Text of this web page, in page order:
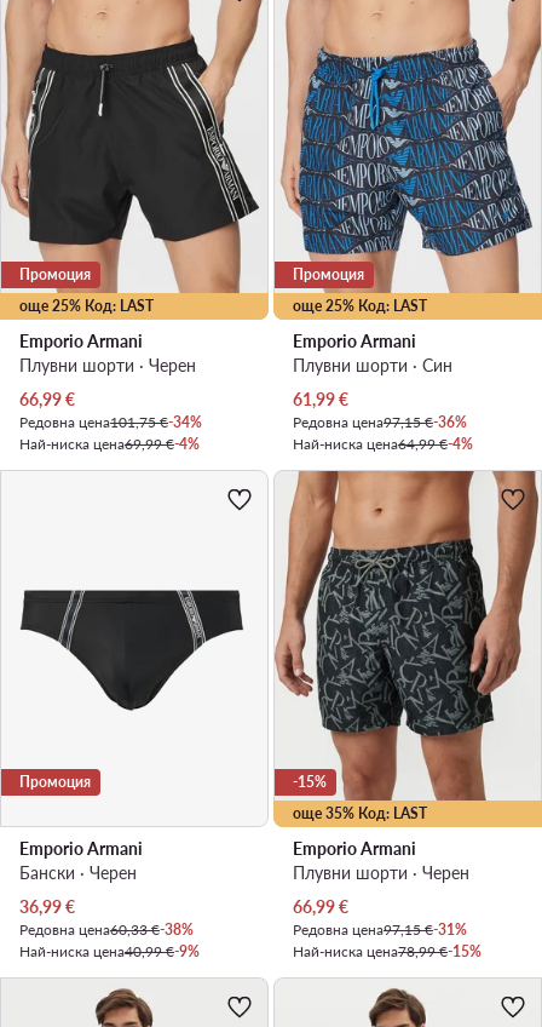
още 25% Код: LAST
Промоция
Emporio Armani
Плувни шорти · Черен
Актуална цена
66,99€
Редовна цена101,75 €-34%
Най-ниска цена69,99 €-4%
още 25% Код: LAST
Промоция
Emporio Armani
Плувни шорти · Син
Актуална цена
61,99€
Редовна цена97,15 €-36%
Най-ниска цена64,99 €-4%
Промоция
Emporio Armani
Бански · Черен
Актуална цена
36,99€
Редовна цена60,33 €-38%
Най-ниска цена40,99 €-9%
още 35% Код: LAST
-15%
Emporio Armani
Плувни шорти · Черен
Актуална цена
66,99€
Редовна цена97,15 €-31%
Най-ниска цена78,99 €-15%